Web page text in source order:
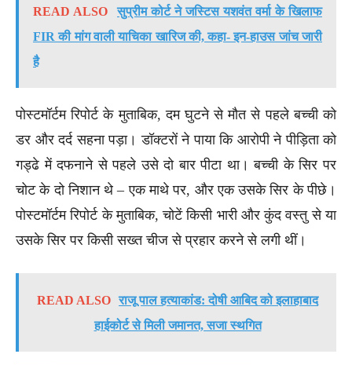
READ ALSO
सुप्रीम कोर्ट ने जस्टिस यशवंत वर्मा के खिलाफ
FIR की मांग वाली याचिका खारिज की, कहा- इन-हाउस जांच जारी
है
पोस्टमॉर्टम रिपोर्ट के मुताबिक, दम घुटने से मौत से पहले बच्ची को
डर और दर्द सहना पड़ा। डॉक्टरों ने पाया कि आरोपी ने पीड़िता को
गड्ढे में दफनाने से पहले उसे दो बार पीटा था। बच्ची के सिर पर
चोट के दो निशान थे – एक माथे पर, और एक उसके सिर के पीछे।
पोस्टमॉर्टम रिपोर्ट के मुताबिक, चोटें किसी भारी और कुंद वस्तु से या
उसके सिर पर किसी सख्त चीज से प्रहार करने से लगी थीं।
READ ALSO राजू पाल हत्याकांड: दोषी आबिद को इलाहाबाद
हाईकोर्ट से मिली जमानत, सजा स्थगित